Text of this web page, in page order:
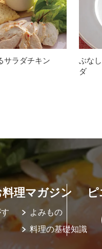
サラダチキン
ぶな
ダ
理マガジン
よみもの
料理の基礎知識
ピ